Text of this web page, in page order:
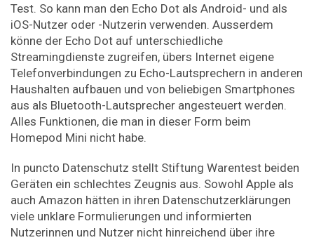
Test. So kann man den Echo Dot als Android- und als
iOS-Nutzer oder -Nutzerin verwenden. Ausserdem
könne der Echo Dot auf unterschiedliche
Streamingdienste zugreifen, übers Internet eigene
Telefonverbindungen zu Echo-Lautsprechern in anderen
Haushalten aufbauen und von beliebigen Smartphones
aus als Bluetooth-Lautsprecher angesteuert werden.
Alles Funktionen, die man in dieser Form beim
Homepod Mini nicht habe.
In puncto Datenschutz stellt Stiftung Warentest beiden
Geräten ein schlechtes Zeugnis aus. Sowohl Apple als
auch Amazon hätten in ihren Datenschutzerklärungen
viele unklare Formulierungen und informierten
Nutzerinnen und Nutzer nicht hinreichend über ihre